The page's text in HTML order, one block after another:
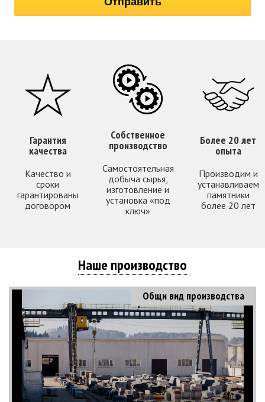
Гарантия
качества
Качество и
сроки
гарантированы
договором
Собственное
производство
Самостоятельная
добыча сырья,
изготовление и
установка «под
ключ»
Более 20 лет
опыта
Производим и
устанавливаем
памятники
более 20 лет
Наше производство
Общи вид производства